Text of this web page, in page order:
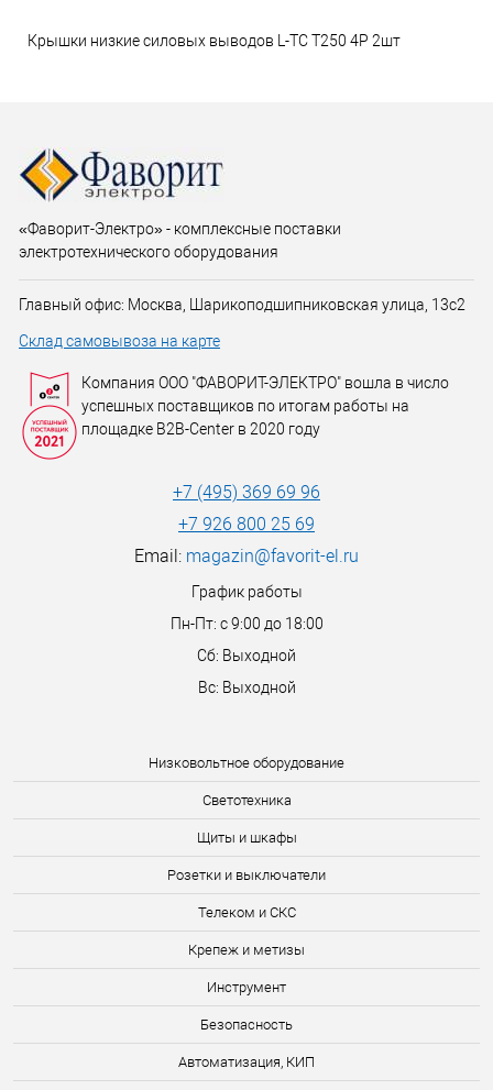
Крышки низкие силовых выводов L-TC T250 4P 2шт
Низковольтное оборудование
Светотехника
Щиты и шкафы
Розетки и выключатели
Телеком и СКС
Крепеж и метизы
Инструмент
Безопасность
Автоматизация, КИП
«Фаворит-Электро» - комплексные поставки
электротехнического оборудования
Главный офис: Москва, Шарикоподшипниковская улица, 13с2
Склад самовывоза на карте
Компания ООО "ФАВОРИТ-ЭЛЕКТРО" вошла в число
успешных поставщиков по итогам работы на
площадке B2B-Center в 2020 году
+7 (495) 369 69 96
+7 926 800 25 69
Email: magazin@favorit-el.ru
График работы
Пн-Пт: с 9:00 до 18:00
Сб: Выходной
Вс: Выходной